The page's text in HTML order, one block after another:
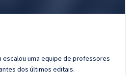
escalou uma equipe de professores
dos últimos editais.